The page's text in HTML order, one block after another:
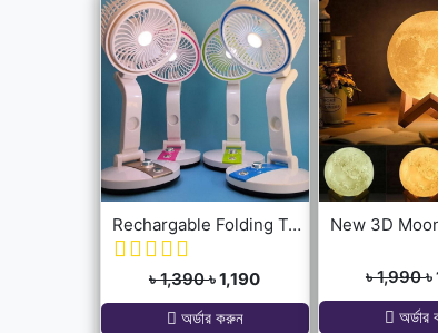
Rechargable Folding Table Fan With LED Light
৳ 1,390৳ 1,190
অর্ডার করুন
৳ 1,990